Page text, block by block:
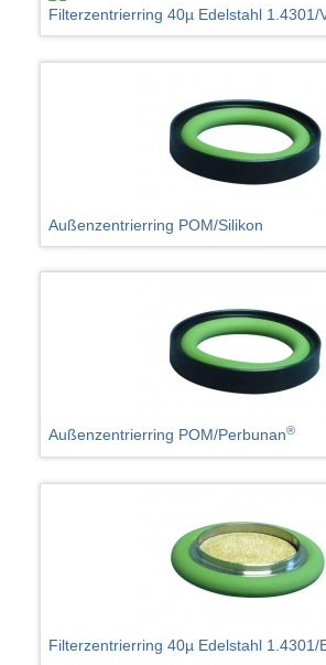
Filterzentrierring 40µ Edelstahl 1.4301/
Außenzentrierring POM/Silikon
Außenzentrierring POM/Perbunan®
Filterzentrierring 40µ Edelstahl 1.4301/